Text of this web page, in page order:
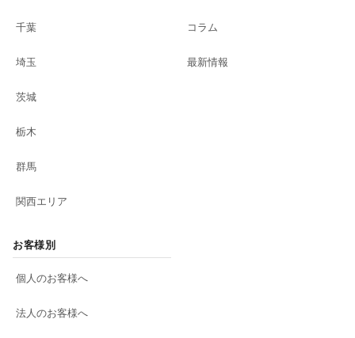
千葉
埼玉
茨城
栃木
群馬
関西エリア
コラム
最新情報
お客様別
個人のお客様へ
法人のお客様へ